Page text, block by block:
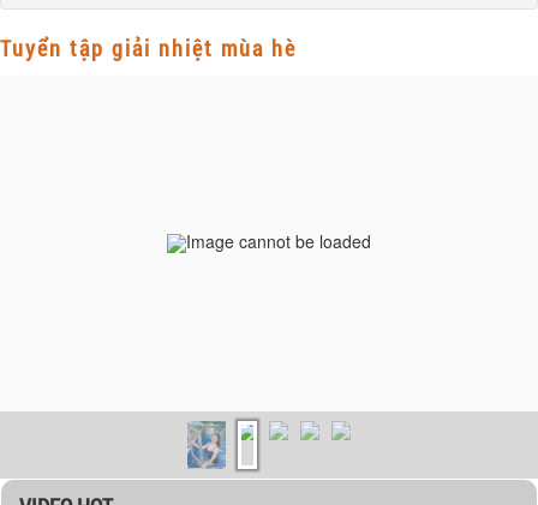
Tuyển tập giải nhiệt mùa hè
Image cannot be loaded